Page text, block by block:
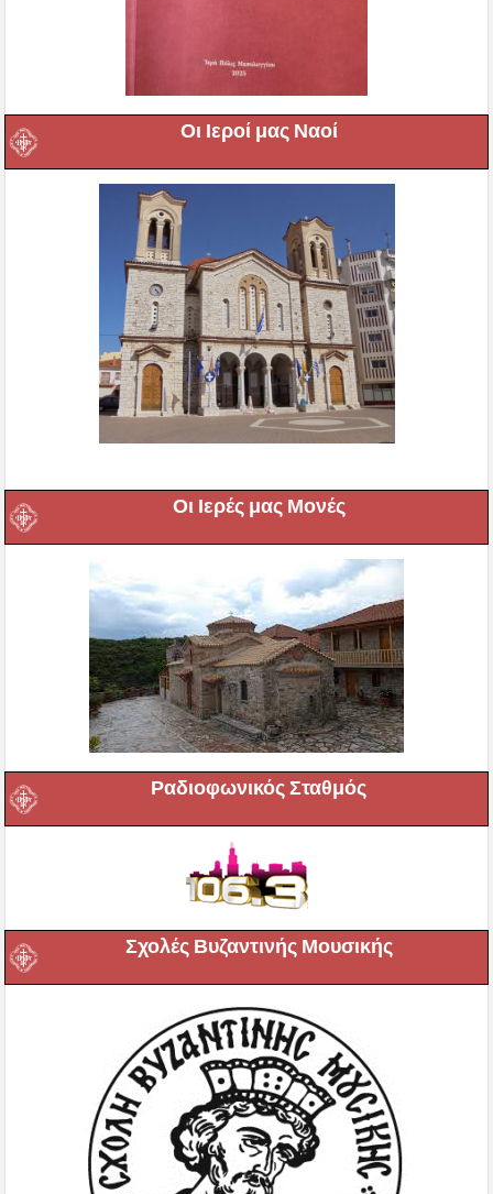
Οι Ιεροί μας Ναοί
Οι Ιερές μας Μονές
Ραδιοφωνικός Σταθμός
Σχολές Βυζαντινής Μουσικής